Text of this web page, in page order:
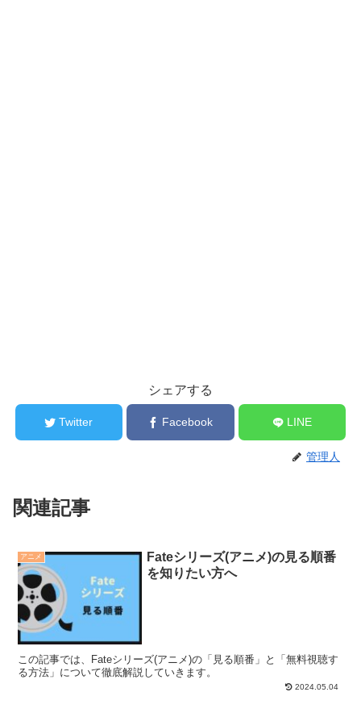
シェアする
Twitter Facebook LINE
管理人
関連記事
アニメ
Fateシリーズ(アニメ)の見る順番
を知りたい方へ
この記事では、Fateシリーズ(アニメ)の「見る順番」と「無料視聴す
る方法」について徹底解説していきます。
2024.05.04